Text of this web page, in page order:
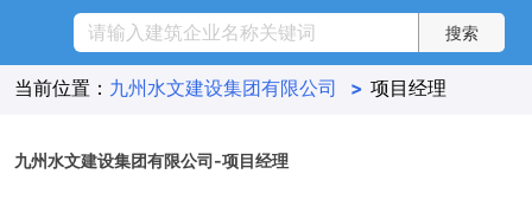
当前位置： 九州水文建设集团有限公司 > 项目经理
九州水文建设集团有限公司-项目经理